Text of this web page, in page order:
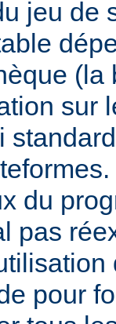
jeu de
(la
sur
du
pas
pour